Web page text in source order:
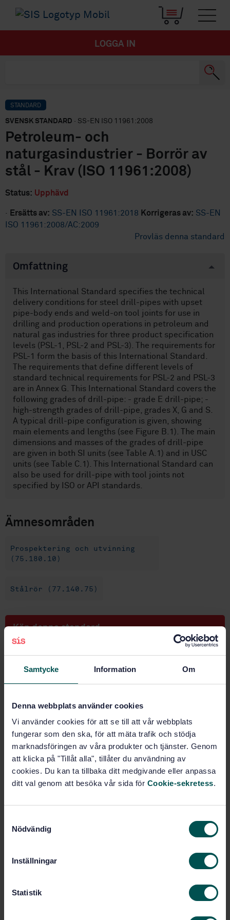
Samtycke Information Om
Denna webbplats använder cookies
Vi använder cookies för att se till att vår webbplats
fungerar som den ska, för att mäta trafik och stödja
marknadsföringen av våra produkter och tjänster. Genom
att klicka på "Tillåt alla", tillåter du användning av
cookies. Du kan ta tillbaka ditt medgivande eller anpassa
ditt val genom att besöka vår sida för Cookie-sekretess.
Nödvändig
Inställningar
Statistik
LOGGA IN
STANDARD
SVENSK STANDARD · SS-EN ISO 11961:2008
Petroleum- och
naturgasindustrier - Borrör av
stål - Krav (ISO 11961:2008)
Status: Upphävd
· Ersätts av: SS-EN ISO 11961:2018 Korrigeras av: SS-EN
ISO 11961:2008/AC:2009
Provläs denna standard
Omfattning
This International Standard specifies the technical
delivery conditions for steel drill-pipes with upset
pipe-body ends and weld-on tool joints for use in
drilling and production operations in petroleum and
natural gas industries for three product specification
levels (PSL-1, PSL-2 and PSL-3). The requirements for
PSL-1 form the basis of this International Standard.
The requirements that define different levels of
standard technical requirements for PSL-2 and PSL-3
are in Annex G. This International Standard covers the
following grades of drill-pipe: - grade E drill-pipe; -
high-strength grades of drill-pipe, grades X, G and S.
A typical drill-pipe configuration is given, showing
main elements and lengths (see Figure B.1). The main
dimensions and masses of the grades of drill-pipe
are given in both SI units (see Table A.1) and in USC
units (see Table C.1). This International Standard can
also be used for drill-pipe with tool joints not
specified by ISO or API standards.
Ämnesområden
Prospektering och utvinning
(75.180.10)
Stålrör (77.140.75)
Köp denna standard
SVENSK STANDARD · SS-EN ISO 11961:2008
Petroleum- och naturgasindustrier - Borrör av stål -
Prenumerera på standarden - Läs mer
Pris:1 988 SEK
PDF
Produktinformation
Framtagen av:
gas industries - Steel drill pipe (ISO
11961:2008)